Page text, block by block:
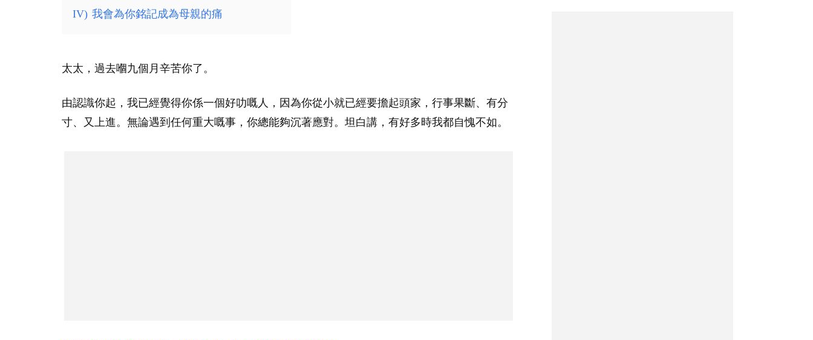
IV) 我會為你銘記成為母親的痛
太太，過去嗰九個月辛苦你了。
由認識你起，我已經覺得你係一個好叻嘅人，因為你從小就已經要擔起頭家，行事果斷、有分
寸、又上進。無論遇到任何重大嘅事，你總能夠沉著應對。坦白講，有好多時我都自愧不如。